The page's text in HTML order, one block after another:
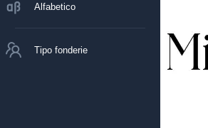
Alfabetico
Tipo fonderie